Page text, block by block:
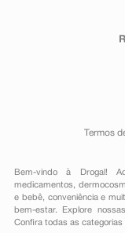
Termos
Bem-vindo à Drogal!
medicamentos ,
e bebê, conveniênciae
bem-estar. Explore
Confira todas as categorias